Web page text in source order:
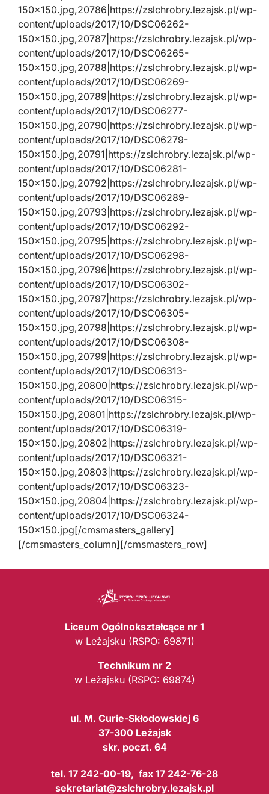
150×150.jpg,20786|https://zslchrobry.lezajsk.pl/wp-
content/uploads/2017/10/DSC06262-
150×150.jpg,20787|https://zslchrobry.lezajsk.pl/wp-
content/uploads/2017/10/DSC06265-
150×150.jpg,20788|https://zslchrobry.lezajsk.pl/wp-
content/uploads/2017/10/DSC06269-
150×150.jpg,20789|https://zslchrobry.lezajsk.pl/wp-
content/uploads/2017/10/DSC06277-
150×150.jpg,20790|https://zslchrobry.lezajsk.pl/wp-
content/uploads/2017/10/DSC06279-
150×150.jpg,20791|https://zslchrobry.lezajsk.pl/wp-
content/uploads/2017/10/DSC06281-
150×150.jpg,20792|https://zslchrobry.lezajsk.pl/wp-
content/uploads/2017/10/DSC06289-
150×150.jpg,20793|https://zslchrobry.lezajsk.pl/wp-
content/uploads/2017/10/DSC06292-
150×150.jpg,20795|https://zslchrobry.lezajsk.pl/wp-
content/uploads/2017/10/DSC06298-
150×150.jpg,20796|https://zslchrobry.lezajsk.pl/wp-
content/uploads/2017/10/DSC06302-
150×150.jpg,20797|https://zslchrobry.lezajsk.pl/wp-
content/uploads/2017/10/DSC06305-
150×150.jpg,20798|https://zslchrobry.lezajsk.pl/wp-
content/uploads/2017/10/DSC06308-
150×150.jpg,20799|https://zslchrobry.lezajsk.pl/wp-
content/uploads/2017/10/DSC06313-
150×150.jpg,20800|https://zslchrobry.lezajsk.pl/wp-
content/uploads/2017/10/DSC06315-
150×150.jpg,20801|https://zslchrobry.lezajsk.pl/wp-
content/uploads/2017/10/DSC06319-
150×150.jpg,20802|https://zslchrobry.lezajsk.pl/wp-
content/uploads/2017/10/DSC06321-
150×150.jpg,20803|https://zslchrobry.lezajsk.pl/wp-
content/uploads/2017/10/DSC06323-
150×150.jpg,20804|https://zslchrobry.lezajsk.pl/wp-
content/uploads/2017/10/DSC06324-
150×150.jpg[/cmsmasters_gallery]
[/cmsmasters_column][/cmsmasters_row]
Liceum Ogólnokształcące nr 1
w Leżajsku (RSPO: 69871)
Technikum nr 2
w Leżajsku (RSPO: 69874)
ul. M. Curie-Skłodowskiej 6
37-300 Leżajsk
skr. poczt. 64
tel. 17 242-00-19, fax 17 242-76-28
sekretariat@zslchrobry.lezajsk.pl